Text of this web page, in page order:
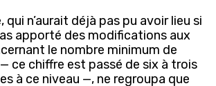
qui n’aurait déjà pas pu avoir lieu si
apporté des modifications aux
le nombre minimum de
ce chiffre est passé de six à trois
à ce niveau —, ne regroupa que